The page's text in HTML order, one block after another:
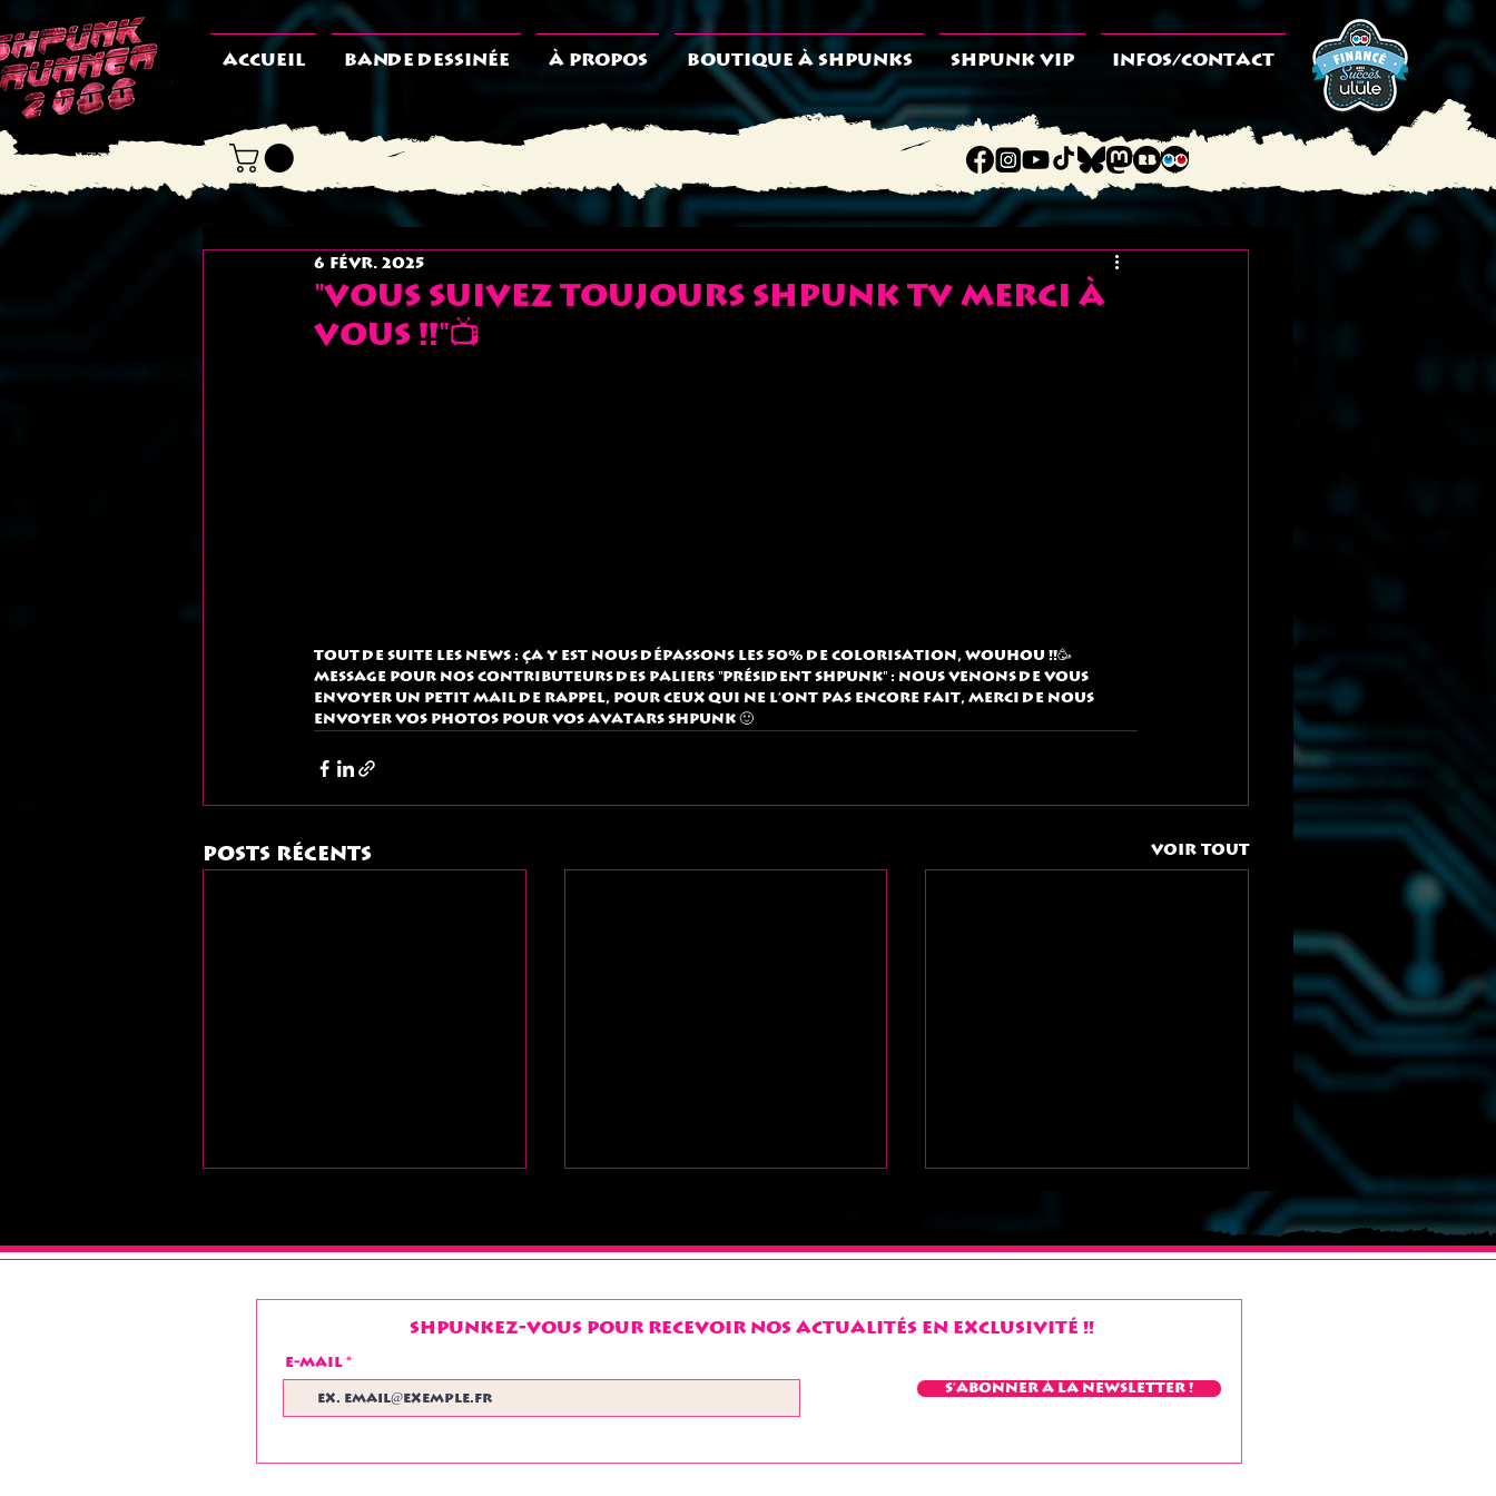
ACCUEIL BANDE DESSINÉE À PROPOS BOUTIQUE À SHPUNKS SHPUNK VIP INFOS/CONTACT
"Vous suivez toujours Shpunk TV merci à
vous !!"📺
6 févr. 2025
Tout de suite les news : ça y est nous dépassons les 50% de colorisation, wouhou !!🥳
MESSAGE pour nos CONTRIBUTEURS des paliers "Président Shpunk" : Nous venons de vous
envoyer un petit mail de rappel, pour ceux qui ne l'ont pas encore fait, merci de nous
envoyer vos photos pour vos avatars shpunk 🙂
Posts récents Voir tout
Très bel été à toutes
et à tous !
Salut à tous !!!
bon week-end
"chaleureux" à tous !
Shpunkez-vous pour recevoir nos actualités en exclusivité !!
E-mail
S'abonner à la Newsletter !